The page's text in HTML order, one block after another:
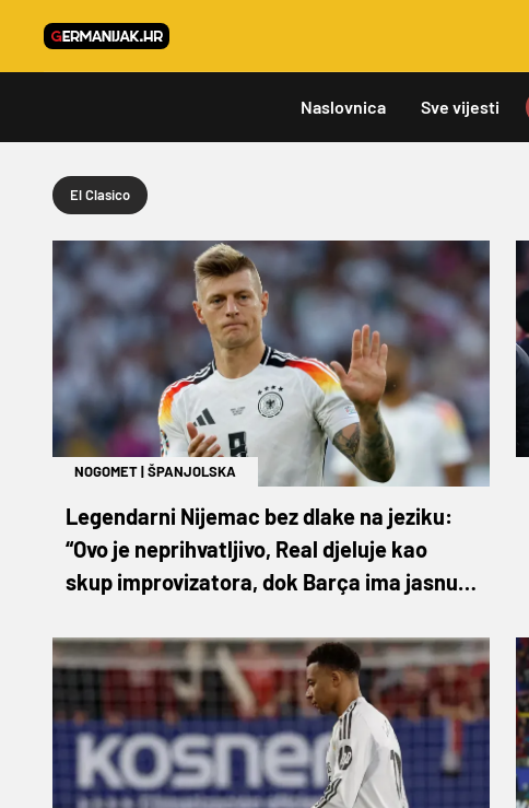
Naslovnica Sve vijesti
El Clasico
NOGOMET|ŠPANJOLSKA
Legendarni Nijemac bez dlake na jeziku:
“Ovo je neprihvatljivo, Real djeluje kao
skup improvizatora, dok Barça ima jasnu